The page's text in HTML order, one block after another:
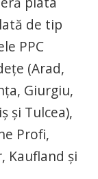
de tip
PPC
(Arad,
Giurgiu,
și Tulcea),
Profi,
Kaufland și